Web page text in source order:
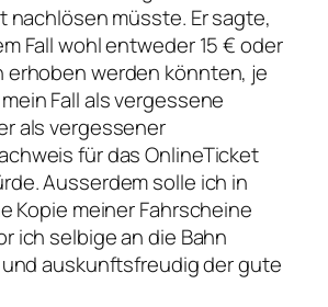
nachlösen müsste. Er sagte,
Fall wohl entweder 15 € oder
erhoben werden könnten, je
Fall als vergessene
als vergessener
für das OnlineTicket
Ausserdem solle ich in
Kopie meiner Fahrscheine
ich selbige an die Bahn
auskunftsfreudig der gute